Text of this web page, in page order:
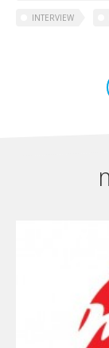
INTERVIEW